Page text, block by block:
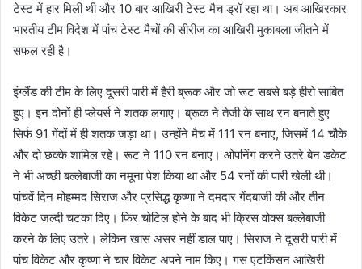
टेस्ट में हार मिली थी और 10 बार आखिरी टेस्ट मैच ड्रॉ रहा था। अब आखिरकार
भारतीय टीम विदेश में पांच टेस्ट मैचों की सीरीज का आखिरी मुकाबला जीतने में
सफल रही है।
इंग्लैंड की टीम के लिए दूसरी पारी में हैरी ब्रूक और जो रूट सबसे बड़े हीरो साबित
हुए। इन दोनों ही प्लेयर्स ने शतक लगाए। ब्रूक ने तेजी के साथ रन बनाते हुए
सिर्फ 91 गेंदों में ही शतक जड़ा था। उन्होंने मैच में 111 रन बनाए, जिसमें 14 चौके
और दो छक्के शामिल रहे। रूट ने 110 रन बनाए। ओपनिंग करने उतरे बेन डकेट
ने भी अच्छी बल्लेबाजी का नमूना पेश किया था और 54 रनों की पारी खेली थी।
पांचवें दिन मोहम्मद सिराज और प्रसिद्ध कृष्णा ने दमदार गेंदबाजी की और तीन
विकेट जल्दी चटका दिए। फिर चोटिल होने के बाद भी क्रिस वोक्स बल्लेबाजी
करने के लिए उतरे। लेकिन खास असर नहीं डाल पाए। सिराज ने दूसरी पारी में
पांच विकेट और कृष्णा ने चार विकेट अपने नाम किए। गस एटकिंसन आखिरी